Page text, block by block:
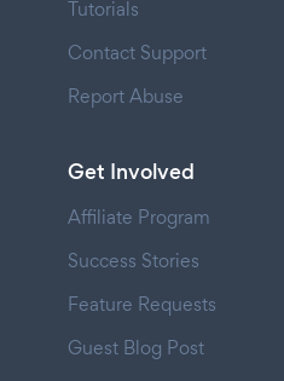
Tutorials
Contact Support
Report Abuse
Get Involved
Affiliate Program
Success Stories
Feature Requests
Guest Blog Post